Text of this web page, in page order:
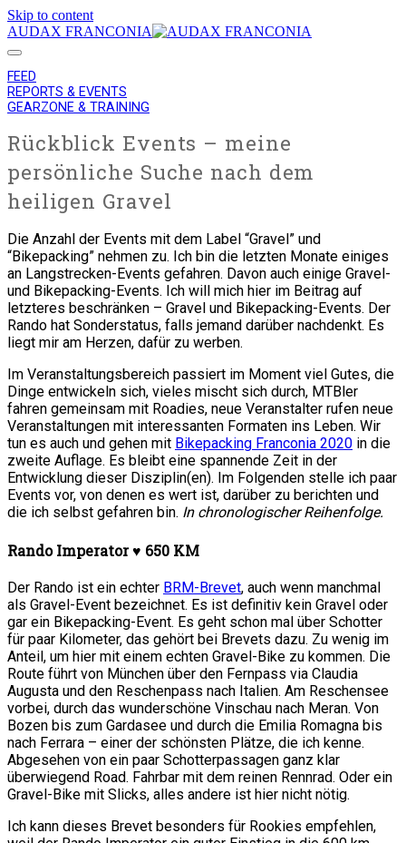
Skip to content
AUDAX FRANCONIA
FEED
REPORTS & EVENTS
GEARZONE & TRAINING
Rückblick Events – meine
persönliche Suche nach dem
heiligen Gravel
Die Anzahl der Events mit dem Label “Gravel” und
“Bikepacking” nehmen zu. Ich bin die letzten Monate einiges
an Langstrecken-Events gefahren. Davon auch einige Gravel-
und Bikepacking-Events. Ich will mich hier im Beitrag auf
letzteres beschränken – Gravel und Bikepacking-Events. Der
Rando hat Sonderstatus, falls jemand darüber nachdenkt. Es
liegt mir am Herzen, dafür zu werben.
Im Veranstaltungsbereich passiert im Moment viel Gutes, die
Dinge entwickeln sich, vieles mischt sich durch, MTBler
fahren gemeinsam mit Roadies, neue Veranstalter rufen neue
Veranstaltungen mit interessanten Formaten ins Leben. Wir
tun es auch und gehen mit Bikepacking Franconia 2020 in die
zweite Auflage. Es bleibt eine spannende Zeit in der
Entwicklung dieser Disziplin(en). Im Folgenden stelle ich paar
Events vor, von denen es wert ist, darüber zu berichten und
die ich selbst gefahren bin. In chronologischer Reihenfolge.
Rando Imperator ♥ 650 KM
Der Rando ist ein echter BRM-Brevet, auch wenn manchmal
als Gravel-Event bezeichnet. Es ist definitiv kein Gravel oder
gar ein Bikepacking-Event. Es geht schon mal über Schotter
für paar Kilometer, das gehört bei Brevets dazu. Zu wenig im
Anteil, um hier mit einem echten Gravel-Bike zu kommen. Die
Route führt von München über den Fernpass via Claudia
Augusta und den Reschenpass nach Italien. Am Reschensee
vorbei, durch das wunderschöne Vinschau nach Meran. Von
Bozen bis zum Gardasee und durch die Emilia Romagna bis
nach Ferrara – einer der schönsten Plätze, die ich kenne.
Abgesehen von ein paar Schotterpassagen ganz klar
überwiegend Road. Fahrbar mit dem reinen Rennrad. Oder ein
Gravel-Bike mit Slicks, alles andere ist hier nicht nötig.
Ich kann dieses Brevet besonders für Rookies empfehlen,